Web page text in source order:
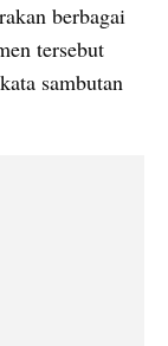
berbagai
tersebut
sambutan